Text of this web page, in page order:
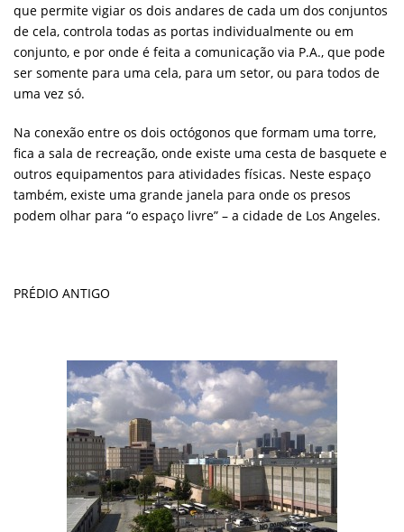
que permite vigiar os dois andares de cada um dos conjuntos
de cela, controla todas as portas individualmente ou em
conjunto, e por onde é feita a comunicação via P.A., que pode
ser somente para uma cela, para um setor, ou para todos de
uma vez só.
Na conexão entre os dois octógonos que formam uma torre,
fica a sala de recreação, onde existe uma cesta de basquete e
outros equipamentos para atividades físicas. Neste espaço
também, existe uma grande janela para onde os presos
podem olhar para “o espaço livre” – a cidade de Los Angeles.
PRÉDIO ANTIGO